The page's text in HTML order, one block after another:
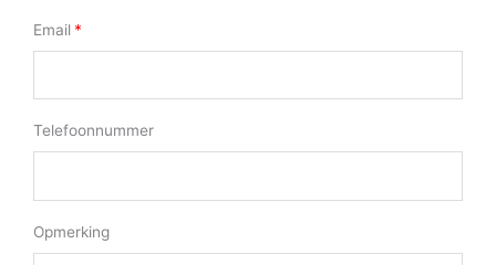
Email
Telefoonnummer
Opmerking